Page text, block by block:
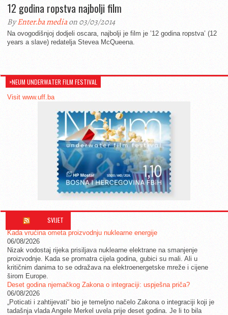
12 godina ropstva najbolji film
ByEnter.ba mediaon 03/03/2014
Na ovogodišnjoj dodjeli oscara, najbolji je film je ’12 godina ropstva’ (12
years a slave) redatelja Stevea McQueena.
>NEUM UNDERWATER FILM FESTIVAL
Visit www.uff.ba
SVIJET
Kada vrućina ometa proizvodnju nuklearne energije
06/08/2026
Nizak vodostaj rijeka prisiljava nuklearne elektrane na smanjenje
proizvodnje. Kada se promatra cijela godina, gubici su mali. Ali u
kritičnim danima to se odražava na elektroenergetske mreže i cijene
širom Europe.
Deset godina njemačkog Zakona o integraciji: uspješna priča?
06/08/2026
„Poticati i zahtijevati“ bio je temeljno načelo Zakona o integraciji koji je
tadašnja vlada Angele Merkel uvela prije deset godina. Je li to bila